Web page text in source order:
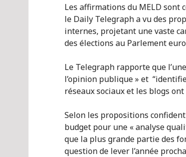
Les affirmations du MELD sont
le Daily Telegraph a vu des
internes, projetant une vaste
des élections au Parlement
Le Telegraph rapporte que
l’opinion publique » et
réseaux sociaux et les blogs
Selon les propositions
budget pour une « analyse
que la plus grande partie des
question de lever l’année